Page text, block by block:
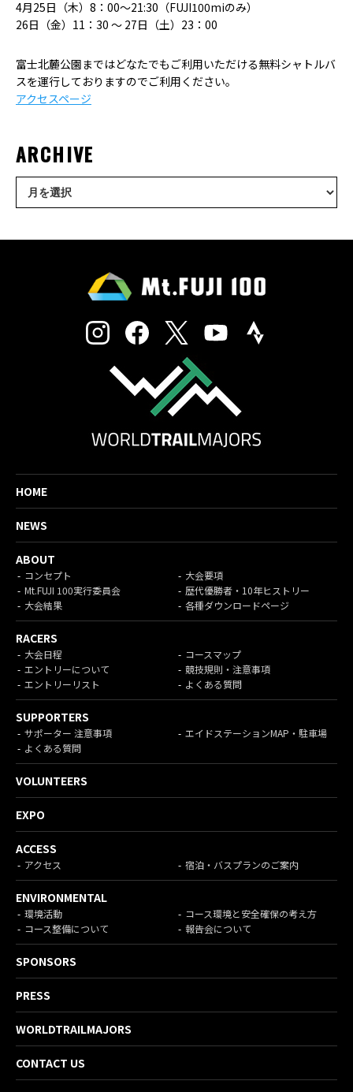
4月25日（木） 8 ： 00～21:30 （FUJI100miのみ）
26日（金） 11 ： 30 〜 27日（土） 23 ： 00
富士北麓公園まではどなたでもご利用いただける無料シャトルバ
スを運行しておりますのでご利用ください。
アクセスページ
ARCHIVE
HOME
NEWS
ABOUT
コンセプト
大会要項
Mt.FUJI 100実行委員会
歴代優勝者・10年ヒストリー
大会結果
各種ダウンロードページ
RACERS
大会日程
コースマップ
エントリーについて
競技規則・注意事項
エントリーリスト
よくある質問
SUPPORTERS
サポーター 注意事項
エイドステーションMAP・駐車場
よくある質問
VOLUNTEERS
EXPO
ACCESS
アクセス 宿泊・バスプランのご案内
ENVIRONMENTAL
環境活動
コース環境と安全確保の考え方
コース整備について
報告会について
SPONSORS
PRESS
WORLDTRAILMAJORS
CONTACT US